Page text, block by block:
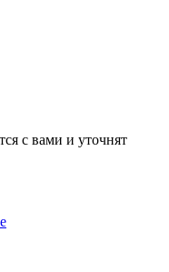
с вами и уточнят